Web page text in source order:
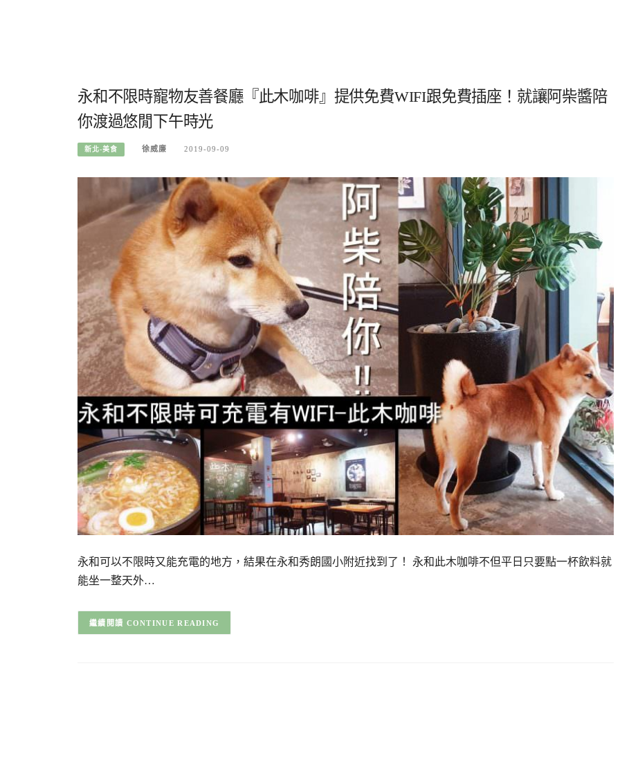
永和不限時寵物友善餐廳『此木咖啡』提供免費WIFI跟免費插座！就讓阿柴醬陪
你渡過悠閒下午時光
新北-美食 徐威廉 2019-09-09
永和可以不限時又能充電的地方，結果在永和秀朗國小附近找到了！ 永和此木咖啡不但平日只要點一杯飲料就
能坐一整天外…
CONTINUE READING